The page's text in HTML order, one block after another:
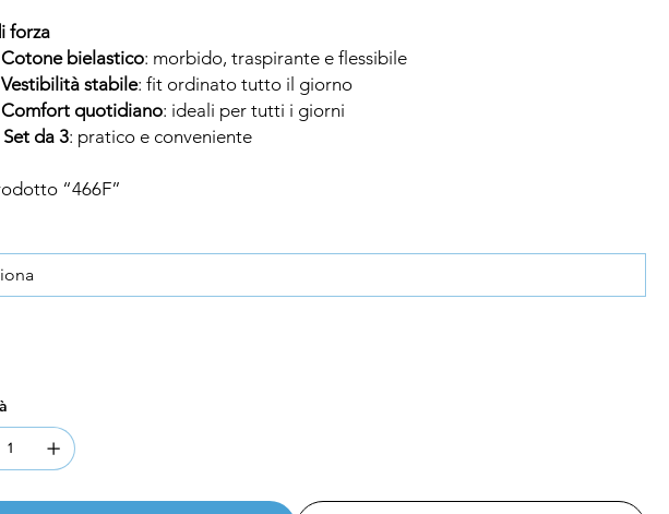
forza
Cotone bielastico: morbido, traspirante e flessibile
Vestibilità stabile: fit ordinato tutto il giorno
Comfort quotidiano: ideali per tutti i giorni
Set da 3: pratico e conveniente
“466F”